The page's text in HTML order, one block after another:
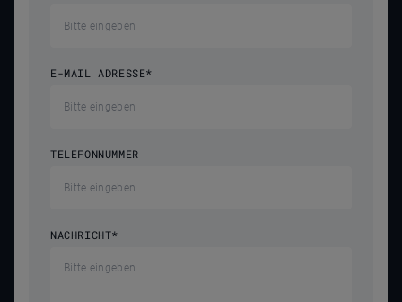
E-MAIL ADRESSE*
TELEFONNUMMER
NACHRICHT*